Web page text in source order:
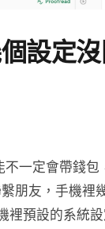
設定
一定會帶錢
朋友，手機裡
裡預設的系統